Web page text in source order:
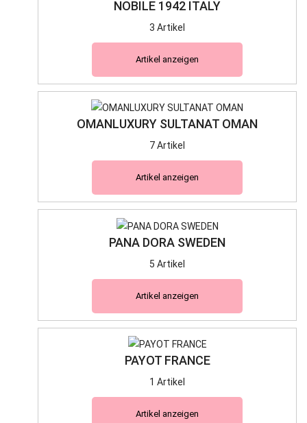
NOBILE 1942 ITALY
3 Artikel
Artikel anzeigen
OMANLUXURY SULTANAT OMAN
7 Artikel
Artikel anzeigen
PANA DORA SWEDEN
5 Artikel
Artikel anzeigen
PAYOT FRANCE
1 Artikel
Artikel anzeigen